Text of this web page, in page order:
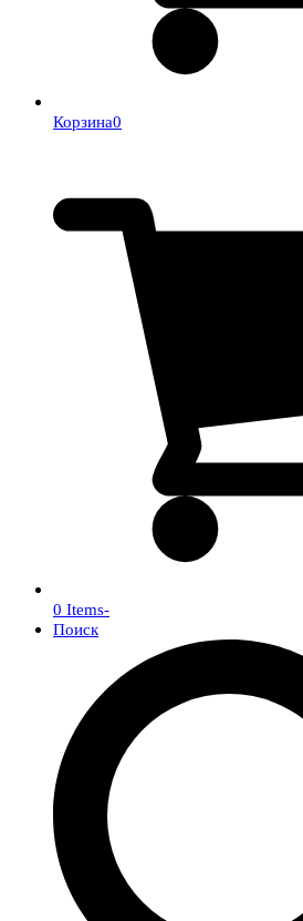
Корзина0
0 Items-
Поиск